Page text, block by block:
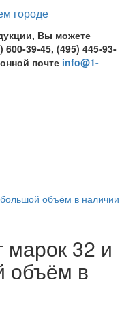
Вы можете
39-45, (495) 445-93-
почте info@1-
объём в наличии
марок 32 и
объём в